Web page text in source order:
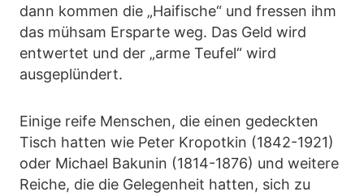
dann kommen die „Haifische“ und fressen ihm
das mühsam Ersparte weg. Das Geld wird
entwertet und der „arme Teufel“ wird
ausgeplündert.
Einige reife Menschen, die einen gedeckten
Tisch hatten wie Peter Kropotkin (1842-1921)
oder Michael Bakunin (1814-1876) und weitere
Reiche, die die Gelegenheit hatten, sich zu